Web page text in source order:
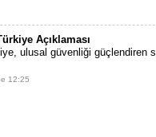
Açıklaması
ulusal güvenliği güçlendiren
12:25